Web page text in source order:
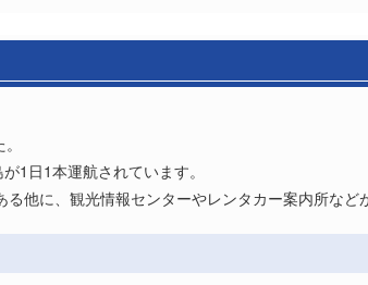
日1本運航されています。
他に、観光情報センターやレンタカー案内所など